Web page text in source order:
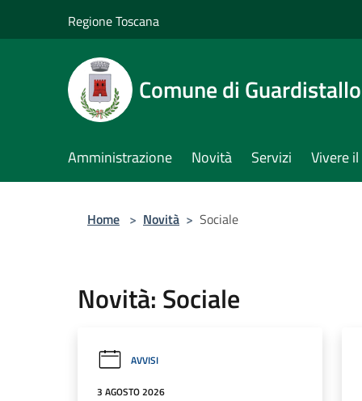
Regione Toscana
Comune di Guardistallo
Amministrazione Novità Servizi Vivere
Home > Novità > Sociale
Novità: Sociale
AVVISI
3 AGOSTO 2026